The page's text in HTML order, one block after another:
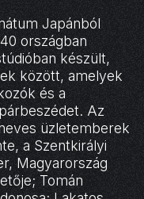
Japánból
országban
készült,
között, amelyek
és a
Az
üzletemberek
a Szentkirályi
Magyarország
Tomán